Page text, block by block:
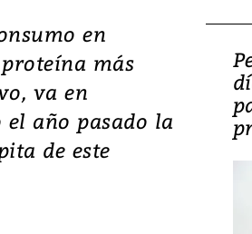
en
más
va en
el año pasado la
de este
Lula lanza su
con
de inversión
educación y
raras